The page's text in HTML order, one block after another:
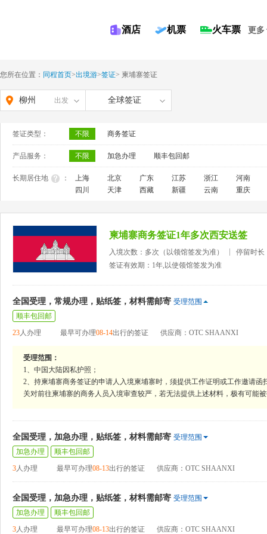
酒店 机票 火车票 更多
您所在位置： 同程首页>出境游>签证> 柬埔寨签证
柳州 出发 全球签证
签证类型： 不限 商务签证
产品服务： 不限 加急办理 顺丰包回邮
长期居住地 ： 上海 北京 广东 江苏 浙江
河南
四川
天津 西藏 新疆 云南 重庆
柬埔寨商务签证1年多次西安送签
入境次数：多次（以领馆签发为准）
停留时长
签证有效期：1年,以使领馆签发为准
全国受理，常规办理，贴纸签，材料需邮寄 受理范围
顺丰包回邮
23人办理 最早可办理08-14出行的签证 供应商：OTC SHAANXI
受理范围：
1、中国大陆因私护照；
2、持柬埔寨商务签证的申请人入境柬埔寨时，须提供工作证明或工作邀请
关对前往柬埔寨的商务人员入境审查较严，若无法提供上述材料，极有可能
全国受理，加急办理，贴纸签，材料需邮寄 受理范围
加急办理
顺丰包回邮
3人办理 最早可办理08-13出行的签证 供应商：OTC SHAANXI
全国受理，加急办理，贴纸签，材料需邮寄 受理范围
加急办理
顺丰包回邮
3人办理 最早可办理08-13出行的签证 供应商：OTC SHAANXI